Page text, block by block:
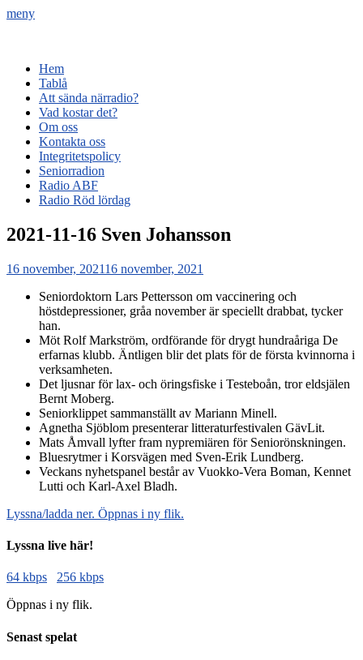
meny
Primär
meny
Hoppa
innehåll
Hem
Tablå
Att sända närradio?
Vad kostar det?
Om oss
Kontakta oss
Integritetspolicy
Seniorradion
Radio ABF
Radio Röd lördag
2021-11-16 Sven Johansson
Publicerat
16 november, 202116 november, 2021
Seniordoktorn Lars Pettersson om vaccinering och
höstdepressioner, gråa november är speciellt drabbat, tycker
han.
Möt Rolf Markström, ordförande för drygt hundraåriga De
erfarnas klubb. Äntligen blir det plats för de första kvinnorna i
verksamheten.
Det ljusnar för lax- och öringsfiske i Testeboån, tror eldsjälen
Bernt Moberg.
Seniorklippet sammanställt av Mariann Minell.
Agnetha Sjöblom presenterar litteraturfestivalen GävLit.
Mats Åmvall lyfter fram nypremiären för Seniorönskningen.
Bluesrytmer i Korsvägen med Sven-Erik Lundberg.
Veckans nyhetspanel består av Vuokko-Vera Boman, Kennet
Lutti och Karl-Axel Bladh.
Lyssna/ladda ner. Öppnas i ny flik.
Lyssna live här!
64 kbps
256 kbps
Öppnas i ny flik.
Senast spelat